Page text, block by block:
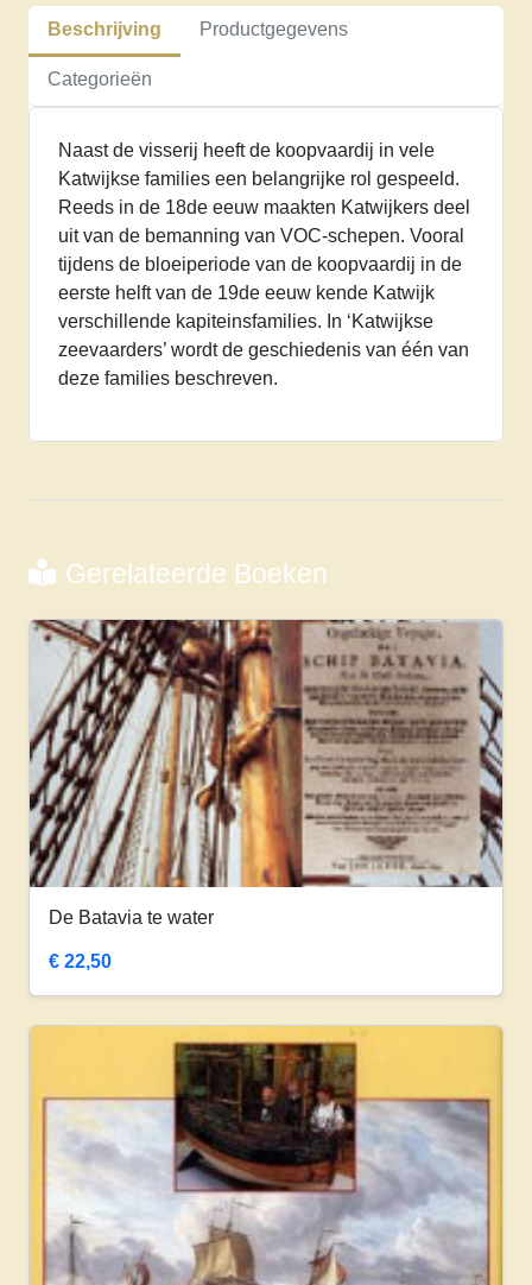
van
een
Katwijkse
Beschrijving Productgegevens
Categorieën
Naast de visserij heeft de koopvaardij in vele
Katwijkse families een belangrijke rol gespeeld.
Reeds in de 18de eeuw maakten Katwijkers deel
uit van de bemanning van VOC-schepen. Vooral
tijdens de bloeiperiode van de koopvaardij in de
eerste helft van de 19de eeuw kende Katwijk
verschillende kapiteinsfamilies. In ‘Katwijkse
zeevaarders’ wordt de geschiedenis van één van
deze families beschreven.
Gerelateerde Boeken
De Batavia te water
€ 22,50